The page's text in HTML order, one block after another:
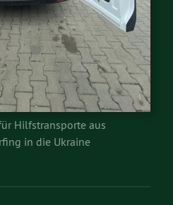
Hilfstransporte aus
in die Ukraine